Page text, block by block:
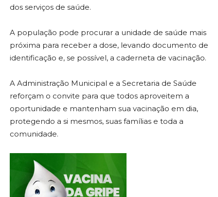
dos serviços de saúde.
A população pode procurar a unidade de saúde mais
próxima para receber a dose, levando documento de
identificação e, se possível, a caderneta de vacinação.
A Administração Municipal e a Secretaria de Saúde
reforçam o convite para que todos aproveitem a
oportunidade e mantenham sua vacinação em dia,
protegendo a si mesmos, suas famílias e toda a
comunidade.